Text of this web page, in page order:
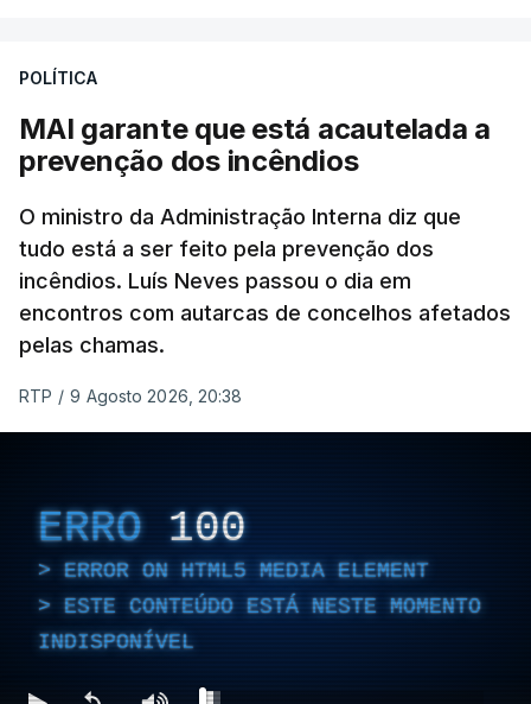
Mehr na rede social Telegram, como aquilo que
israelita, que nos últimos tempos vem dando conta
de que o líder supremo iraniano estará em estado
crítico na sequência do bombardeamento que no
último dia de fevereiro passado matou o pai, o
ayatollah Ali Khamenei, e outros membros da
família.
As imagens mostram Mojtaba Khamenei no que
será uma aula religiosa, mas sem qualquer
indicação adicional.
ERRO100
ERROR ON HTML5 MEDIA ELEMENT
ESTE CONTEÚDO ESTÁ NESTE
POLÍTICA
MAI garante que está acautelada a
prevenção dos incêndios
O ministro da Administração Interna diz que
tudo está a ser feito pela prevenção dos
incêndios. Luís Neves passou o dia em
encontros com autarcas de concelhos afetados
pelas chamas.
RTP / 9 Agosto 2026, 20:38
ERRO 100
ERROR ON HTML5 MEDIA ELEMENT
ESTE CONTEÚDO ESTÁ NESTE MOMENTO
INDISPONÍVEL